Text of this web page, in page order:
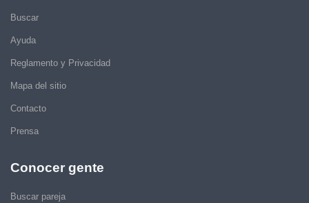
Buscar
Ayuda
Reglamento y Privacidad
Mapa del sitio
Contacto
Prensa
Conocer gente
Buscar pareja